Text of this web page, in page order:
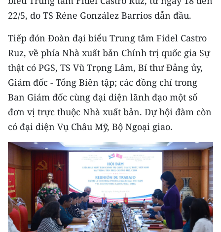
KHOA HỌC - CÔNG NGHỆ
MÔI TRƯỜNG
BẠN ĐỌC
KIỂM CHỨNG THÔNG TIN
TRI THỨC CHUYÊN SÂU
CHƯƠNG TRÌNH OCOP - MỖI XÃ
MỘT SẢN PHẨM
RADIO
MEDIA CENTER
22/5, do TS Réne González Barrios dẫn đầu.
Tiếp đón Đoàn đại biểu Trung tâm Fidel Castro
Ruz, về phía Nhà xuất bản Chính trị quốc gia Sự
thật có PGS, TS Vũ Trọng Lâm, Bí thư Đảng ủy,
Giám đốc - Tổng Biên tập; các đồng chí trong
Ban Giám đốc cùng đại diện lãnh đạo một số
đơn vị trực thuộc Nhà xuất bản. Dự hội đàm còn
có đại diện Vụ Châu Mỹ, Bộ Ngoại giao.